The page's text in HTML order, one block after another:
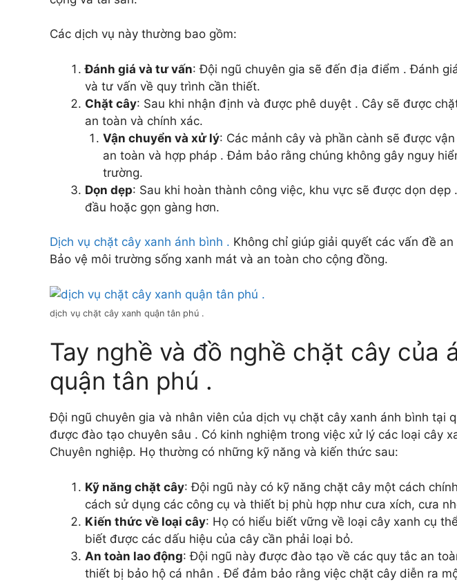
Các dịch vụ này thường bao gồm:
Đánh giá và tư vấn: Đội ngũ chuyên gia sẽ đến địa điểm . Đánh
và tư vấn về quy trình cần thiết.
Chặt cây: Sau khi nhận định và được phê duyệt . Cây sẽ được
an toàn và chính xác.
Vận chuyển và xử lý: Các mảnh cây và phần cành sẽ được
an toàn và hợp pháp . Đảm bảo rằng chúng không gây nguy
trường.
Dọn dẹp: Sau khi hoàn thành công việc, khu vực sẽ được dọn dẹp
đầu hoặc gọn gàng hơn.
Dịch vụ chặt cây xanh ánh bình . Không chỉ giúp giải quyết các vấn đề
Bảo vệ môi trường sống xanh mát và an toàn cho cộng đồng.
dịch vụ chặt cây xanh quận tân phú .
Tay nghề và đồ nghề chặt cây của
quận tân phú .
Đội ngũ chuyên gia và nhân viên của dịch vụ chặt cây xanh ánh bình tại
được đào tạo chuyên sâu . Có kinh nghiệm trong việc xử lý các loại cây
Chuyên nghiệp. Họ thường có những kỹ năng và kiến thức sau:
Kỹ năng chặt cây: Đội ngũ này có kỹ năng chặt cây một cách
cách sử dụng các công cụ và thiết bị phù hợp như cưa xích, cưa
Kiến thức về loại cây: Họ có hiểu biết vững về loại cây xanh cụ
biết được các dấu hiệu của cây cần phải loại bỏ.
An toàn lao động: Đội ngũ này được đào tạo về các quy tắc an
thiết bị bảo hộ cá nhân . Để đảm bảo rằng việc chặt cây diễn ra